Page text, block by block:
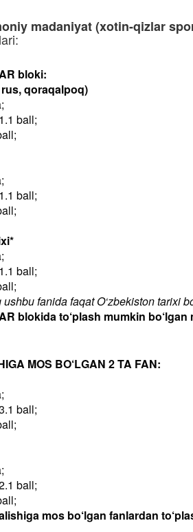
madaniyat (xotin-qizlar
bloki:
rus, qoraqalpoq)
ball;
ball;
ball;
fanida faqat O‘zbekiston tarixi
blokida to‘plash mumkin
MOS BO‘LGAN 2 TA FAN:
ball;
ball;
mos bo‘lgan fanlardan